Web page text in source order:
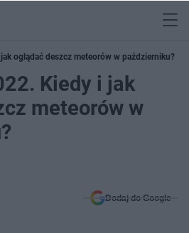
oglądać deszcz meteorów w październiku?
Kiedy i jak
meteorów w
Dodaj do Google